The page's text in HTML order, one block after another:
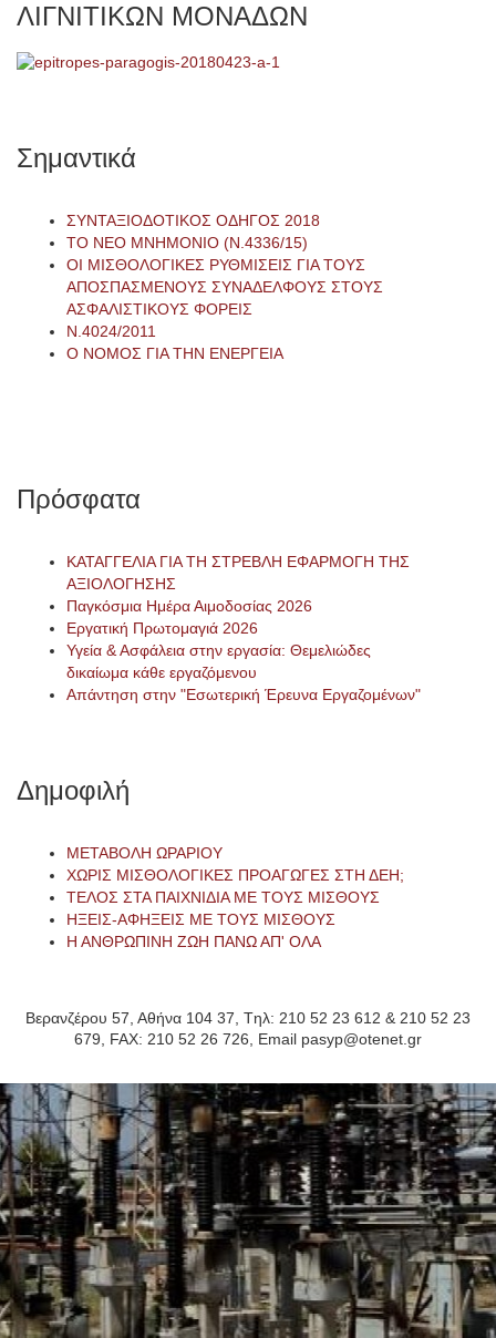
ΛΙΓΝΙΤΙΚΩΝ ΜΟΝΑΔΩΝ
Σημαντικά
ΣΥΝΤΑΞΙΟΔΟΤΙΚΟΣ ΟΔΗΓΟΣ 2018
ΤΟ ΝΕΟ ΜΝΗΜΟΝΙΟ (Ν.4336/15)
ΟΙ ΜΙΣΘΟΛΟΓΙΚΕΣ ΡΥΘΜΙΣΕΙΣ ΓΙΑ ΤΟΥΣ
ΑΠΟΣΠΑΣΜΕΝΟΥΣ ΣΥΝΑΔΕΛΦΟΥΣ ΣΤΟΥΣ
ΑΣΦΑΛΙΣΤΙΚΟΥΣ ΦΟΡΕΙΣ
Ν.4024/2011
Ο ΝΟΜΟΣ ΓΙΑ ΤΗΝ ΕΝΕΡΓΕΙΑ
Πρόσφατα
ΚΑΤΑΓΓΕΛΙΑ ΓΙΑ ΤΗ ΣΤΡΕΒΛΗ ΕΦΑΡΜΟΓΗ ΤΗΣ
ΑΞΙΟΛΟΓΗΣΗΣ
Παγκόσμια Ημέρα Αιμοδοσίας 2026
Εργατική Πρωτομαγιά 2026
Υγεία & Ασφάλεια στην εργασία: Θεμελιώδες
δικαίωμα κάθε εργαζόμενου
Απάντηση στην "Εσωτερική Έρευνα Εργαζομένων"
Δημοφιλή
ΜΕΤΑΒΟΛΗ ΩΡΑΡΙΟΥ
ΧΩΡΙΣ ΜΙΣΘΟΛΟΓΙΚΕΣ ΠΡΟΑΓΩΓΕΣ ΣΤΗ ΔΕΗ;
ΤΕΛΟΣ ΣΤΑ ΠΑΙΧΝΙΔΙΑ ΜΕ ΤΟΥΣ ΜΙΣΘΟΥΣ
ΗΞΕΙΣ-ΑΦΗΞΕΙΣ ΜΕ ΤΟΥΣ ΜΙΣΘΟΥΣ
Η ΑΝΘΡΩΠΙΝΗ ΖΩΗ ΠΑΝΩ ΑΠ' ΟΛΑ
Βερανζέρου 57, Αθήνα 104 37, Tηλ: 210 52 23 612 & 210 52 23
679, FAX: 210 52 26 726, Email pasyp@otenet.gr